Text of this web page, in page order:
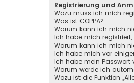
Registrierung und
Wozu muss ich mich
Was ist COPPA?
Warum kann ich mich
Ich habe mich
Warum kann ich mich
Ich habe mich vor
Ich habe mein Passwort
Warum werde ich
Wozu ist die Funktion